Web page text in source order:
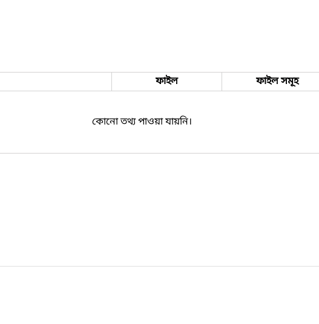
ফাইল ফাইল সমূহ
কোনো তথ্য পাওয়া যায়নি।